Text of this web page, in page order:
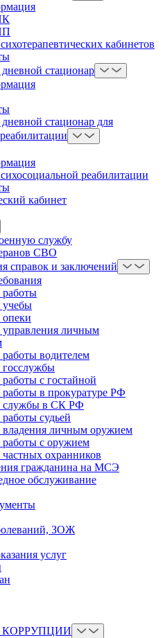
кабинетов
стационар
стационар для
реабилитации
кабинет
службу
СВО
справок и заключений
работы
учебы
опеки
управления личным
водителем
госслужбы
с гостайной
работы в прокуратуре РФ
службы в СК РФ
судьей
владения личным оружием
работы с оружием
охранников
гражданина на МСЭ
обслуживание
ЗОЖ
услуг